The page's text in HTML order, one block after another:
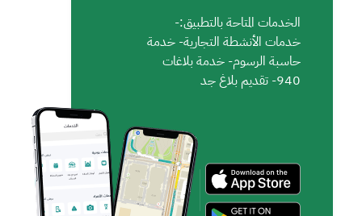
الخدمات المتاحة بالتطبيق:-
خدمات الأنشطة التجارية- خدمة
حاسبة الرسوم- خدمة بلاغات
940- تقديم بلاغ جد